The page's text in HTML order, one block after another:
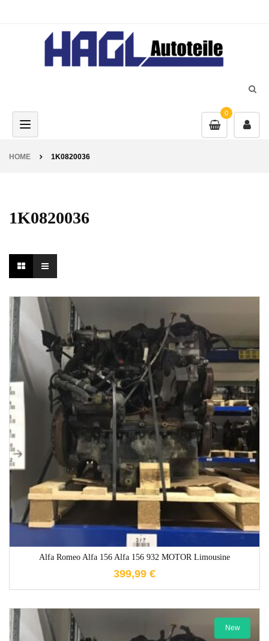
0
Toggle navigation
HOME 1K0820036
1K0820036
Alfa Romeo Alfa 156 Alfa 156 932 MOTOR Limousine
399,99 €
1-3 Werktage
New